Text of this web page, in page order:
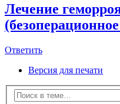
Лечение
Ответить
Версия для печати